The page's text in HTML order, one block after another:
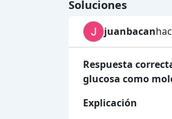
Soluciones
juanbacan
Respuesta
glucosa como
Explicación